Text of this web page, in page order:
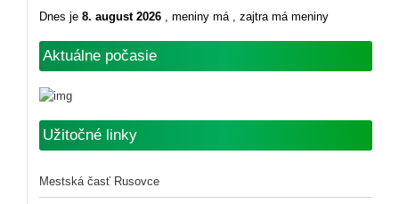
Dnes je 8. august 2026 , meniny má , zajtra má meniny
Aktuálne počasie
Užitočné linky
Mestská časť Rusovce